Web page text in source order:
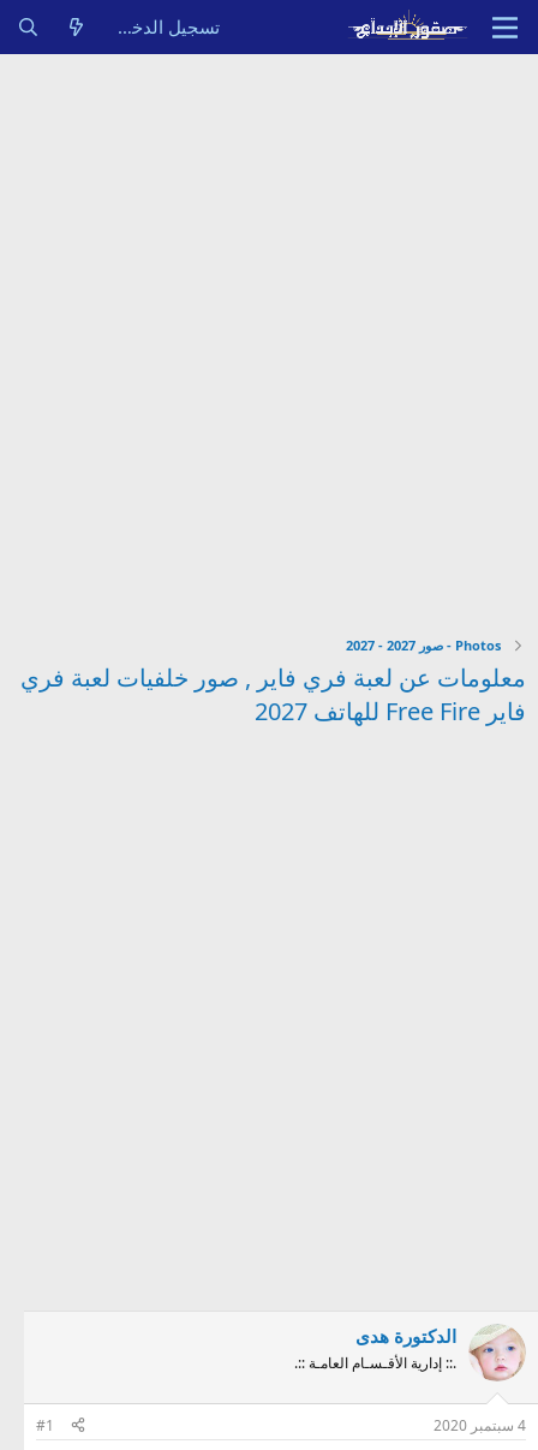
تسجيل الدخول
Photos - صور 2027 - 2027
معلومات عن لعبة فري فاير , صور خلفيات لعبة فري
فاير Free Fire للهاتف 2027
الدكتورة هدى
.:: إدارية الأقـسـام العامـة ::.
4 سبتمبر 2020 #1